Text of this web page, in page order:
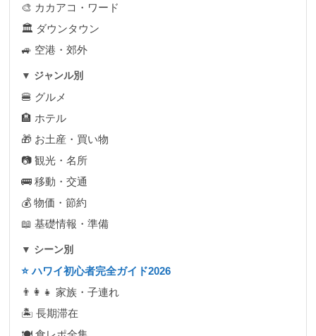
🎨 カカアコ・ワード
🏛 ダウンタウン
🚙 空港・郊外
▼ ジャンル別
🍔 グルメ
🏨 ホテル
🎁 お土産・買い物
📷 観光・名所
🚌 移動・交通
💰 物価・節約
📖 基礎情報・準備
▼ シーン別
⭐ ハワイ初心者完全ガイド2026
👨‍👩‍👧 家族・子連れ
🏝 長期滞在